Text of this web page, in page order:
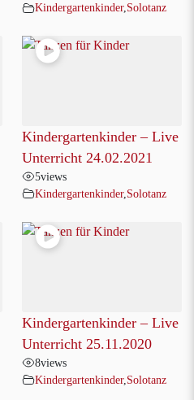
Kindergartenkinder, Solotanz
Kindergartenkinder – Live
Unterricht 24.02.2021
5views
Kindergartenkinder, Solotanz
Kindergartenkinder – Live
Unterricht 25.11.2020
8views
Kindergartenkinder, Solotanz